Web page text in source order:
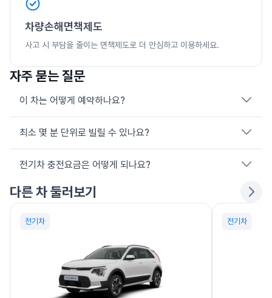
차량손해면책제도
사고 시 부담을 줄이는 면책제도로 더 안심하고 이용하세요.
자주 묻는 질문
이 차는 어떻게 예약하나요?
쏘카 앱 또는 웹에서 위치·일정을 선택한 뒤 원하는 차량을 고르면
최소 몇 분 단위로 빌릴 수 있나요?
10분 단위로 원하는 만큼만 이용할 수 있어, 짧은 시내 주행부터
전기차 충전요금은 어떻게 되나요?
전기차는 주행요금이 무료이며, 충전은 쏘카존 또는 공용 충전 인
다른 차 둘러보기
전기차 전기차